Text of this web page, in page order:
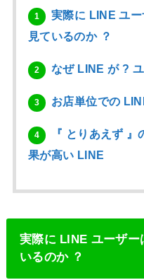
1
実際に LINE ユ
見ているのか ？
2 なぜ LINE が ?
3 お店単位での
4
『 とりあえず 』
果が高い LINE
実際に LINE ユーザー
いるのか ？